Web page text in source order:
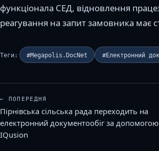
функціонала СЕД, відновлення
реагування на запит замовника має
Теги: #Megapolis.DocNet #Електронний
← ПОПЕРЕДНЯ
Пірнівська сільська рада переходить на
електронний документообіг за допомогою
IQusion